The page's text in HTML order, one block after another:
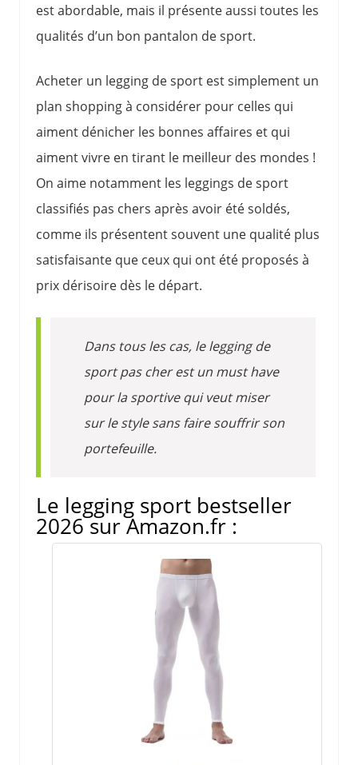
est abordable, mais il présente aussi toutes les
qualités d’un bon pantalon de sport.
Acheter un legging de sport est simplement un
plan shopping à considérer pour celles qui
aiment dénicher les bonnes affaires et qui
aiment vivre en tirant le meilleur des mondes !
On aime notamment les leggings de sport
classifiés pas chers après avoir été soldés,
comme ils présentent souvent une qualité plus
satisfaisante que ceux qui ont été proposés à
prix dérisoire dès le départ.
Dans tous les cas, le legging de
sport pas cher est un must have
pour la sportive qui veut miser
sur le style sans faire souffrir son
portefeuille.
Le legging sport bestseller
2026 sur Amazon.fr :